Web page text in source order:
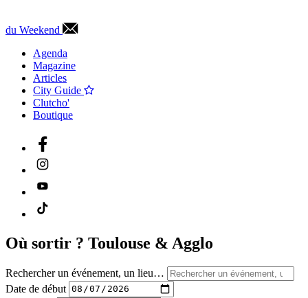
du Weekend
Agenda
Magazine
Articles
City Guide
Clutcho'
Boutique
Où sortir ? Toulouse & Agglo
Rechercher un événement, un lieu…
Date de début